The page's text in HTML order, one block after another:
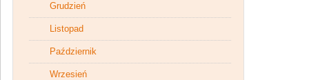
Grudzień
Listopad
Październik
Wrzesień